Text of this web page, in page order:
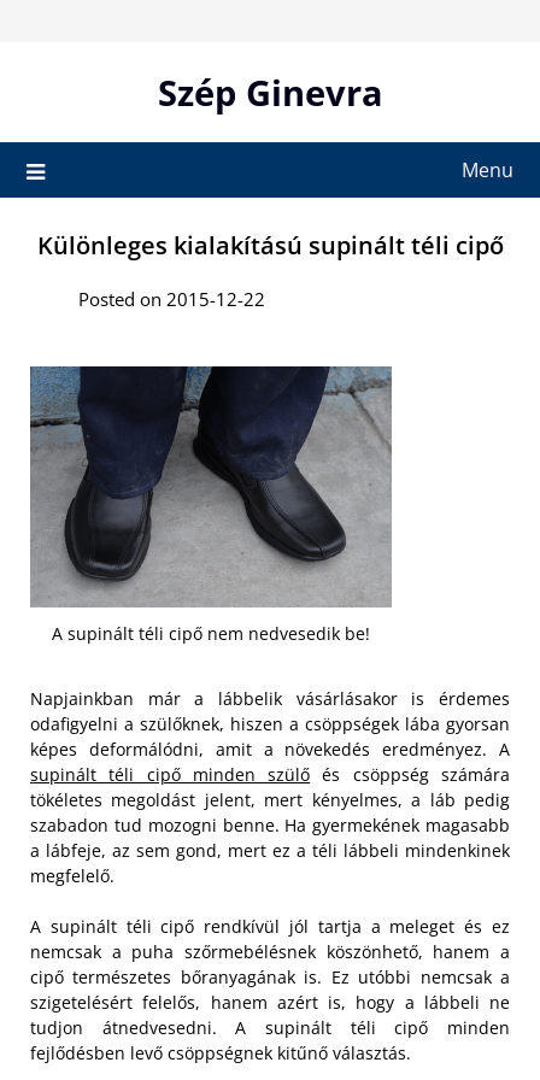
Szép Ginevra
Menu
Különleges kialakítású supinált téli cipő
Posted on 2015-12-22
A supinált téli cipő nem nedvesedik be!
Napjainkban már a lábbelik vásárlásakor is érdemes
odafigyelni a szülőknek, hiszen a csöppségek lába gyorsan
képes deformálódni, amit a növekedés eredményez. A
supinált téli cipő minden szülő és csöppség számára
tökéletes megoldást jelent, mert kényelmes, a láb pedig
szabadon tud mozogni benne. Ha gyermekének magasabb
a lábfeje, az sem gond, mert ez a téli lábbeli mindenkinek
megfelelő.
A supinált téli cipő rendkívül jól tartja a meleget és ez
nemcsak a puha szőrmebélésnek köszönhető, hanem a
cipő természetes bőranyagának is. Ez utóbbi nemcsak a
szigetelésért felelős, hanem azért is, hogy a lábbeli ne
tudjon átnedvesedni. A supinált téli cipő minden
fejlődésben levő csöppségnek kitűnő választás.